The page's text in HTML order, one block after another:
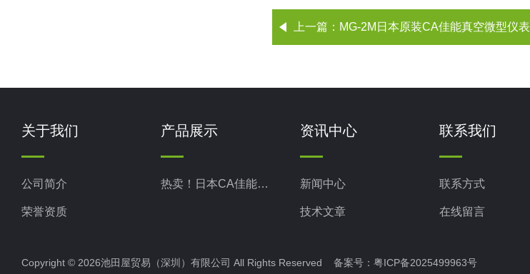
上一篇： MG-2M日本原装CA佳能真空微型仪表
关于我们
公司简介
荣誉资质
产品展示
热卖！日本CA佳能真空
资讯中心
新闻中心
技术文章
联系我们
联系方式
在线留言
Copyright © 2026池田屋贸易（深圳）有限公司 All Rights Reserved 备案号： 粤ICP备2025499963号